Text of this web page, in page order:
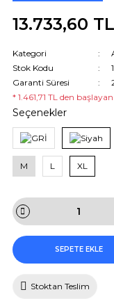
13.733,60 TL
Kategori
Stok Kodu
Garanti Süresi
* 1.461,71 TL den
Seçenekler
M L XL
SEPETE EKLE
Stoktan Teslim